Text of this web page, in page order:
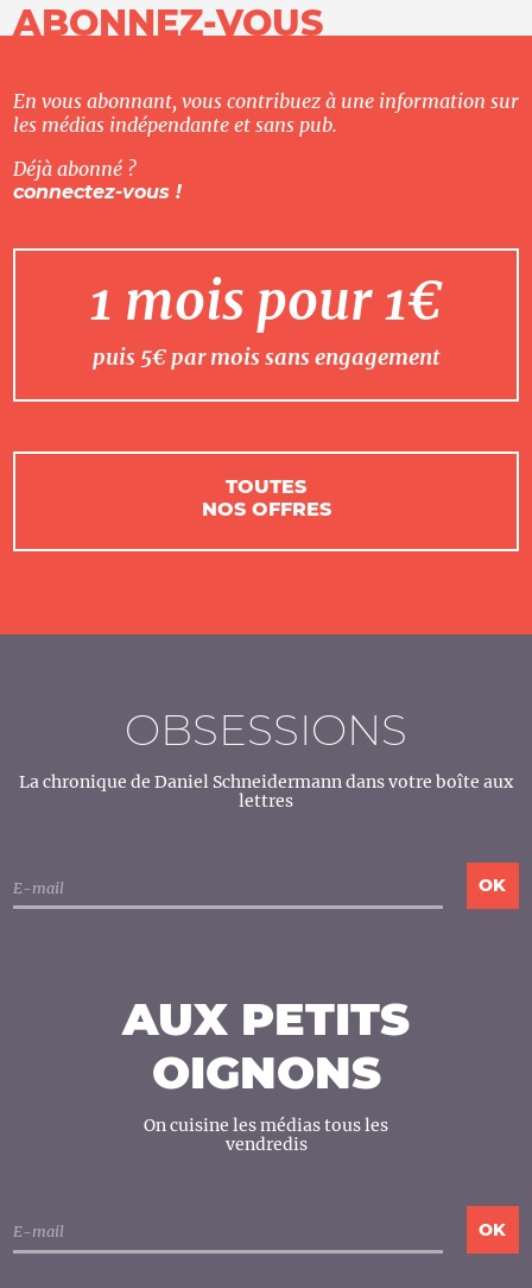
ABONNEZ-VOUS
En vous abonnant, vous contribuez à une information sur
les médias indépendante et sans pub.
Déjà abonné ?
connectez-vous !
1 mois pour 1€
puis 5€ par mois sans engagement
TOUTES
NOS OFFRES
OBSESSIONS
La chronique de Daniel Schneidermann dans votre boîte aux
lettres
AUX PETITS
OIGNONS
On cuisine les médias tous les
vendredis